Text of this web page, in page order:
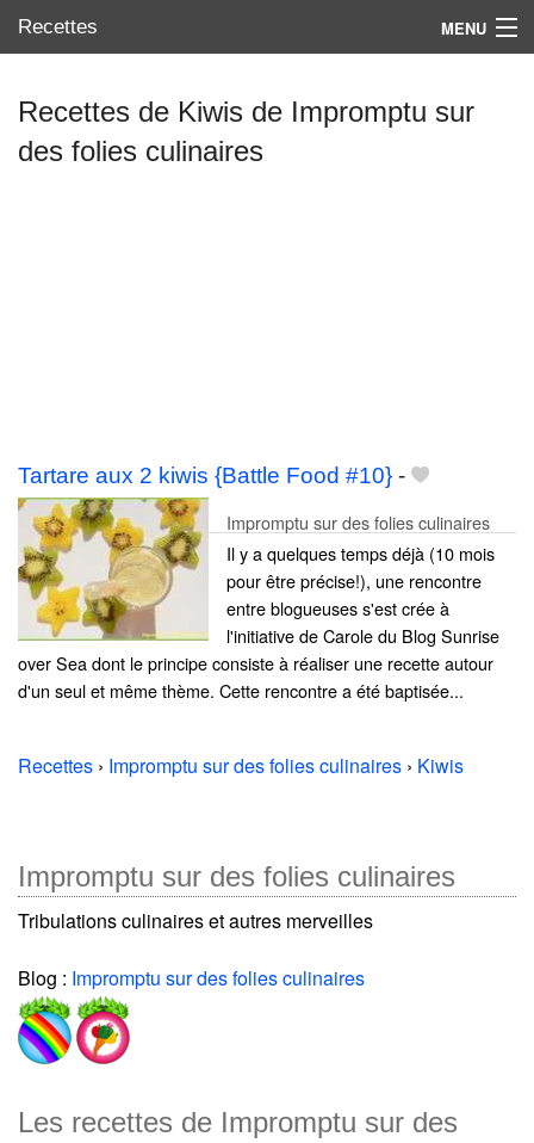
Recettes MENU
Mes blogs préférés
Recettes de Kiwis de Impromptu sur
des folies culinaires
Tartare aux 2 kiwis {Battle Food #10} -
Impromptu sur des folies culinaires
Il y a quelques temps déjà (10 mois
pour être précise!), une rencontre
entre blogueuses s'est crée à
l'initiative de Carole du Blog Sunrise
over Sea dont le principe consiste à réaliser une recette autour
d'un seul et même thème. Cette rencontre a été baptisée...
Recettes › Impromptu sur des folies culinaires › Kiwis
Impromptu sur des folies culinaires
Tribulations culinaires et autres merveilles
Blog : Impromptu sur des folies culinaires
Les recettes de Impromptu sur des